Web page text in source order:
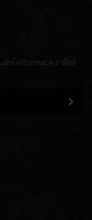
informace z dění